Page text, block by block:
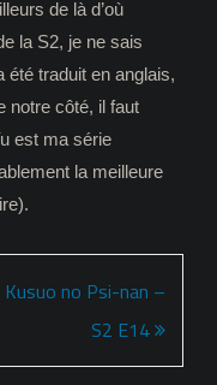
de là d’où
la S2, je ne sais
été traduit en anglais,
notre côté, il faut
est ma série
la meilleure
Kusuo no Psi-nan –
S2 E14